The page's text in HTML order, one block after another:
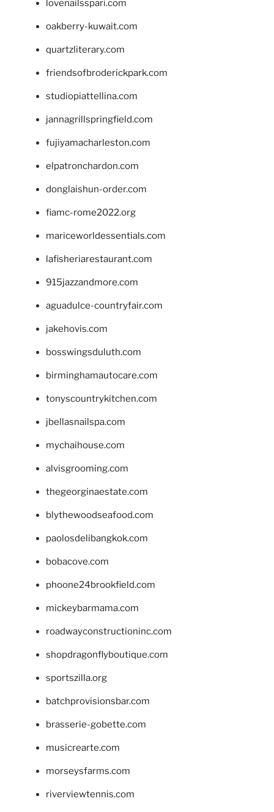
lovenailsspari.com
oakberry-kuwait.com
quartzliterary.com
friendsofbroderickpark.com
studiopiattellina.com
jannagrillspringfield.com
fujiyamacharleston.com
elpatronchardon.com
donglaishun-order.com
fiamc-rome2022.org
mariceworldessentials.com
lafisheriarestaurant.com
915jazzandmore.com
aguadulce-countryfair.com
jakehovis.com
bosswingsduluth.com
birminghamautocare.com
tonyscountrykitchen.com
jbellasnailspa.com
mychaihouse.com
alvisgrooming.com
thegeorginaestate.com
blythewoodseafood.com
paolosdelibangkok.com
bobacove.com
phoone24brookfield.com
mickeybarmama.com
roadwayconstructioninc.com
shopdragonflyboutique.com
sportszilla.org
batchprovisionsbar.com
brasserie-gobette.com
musicrearte.com
morseysfarms.com
riverviewtennis.com